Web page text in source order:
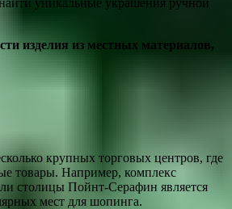
изделия из местных материалов,
крупных торговых центров, где
товары. Например, комплекс
столицы Пойнт-Серафин является
мест для шопинга.